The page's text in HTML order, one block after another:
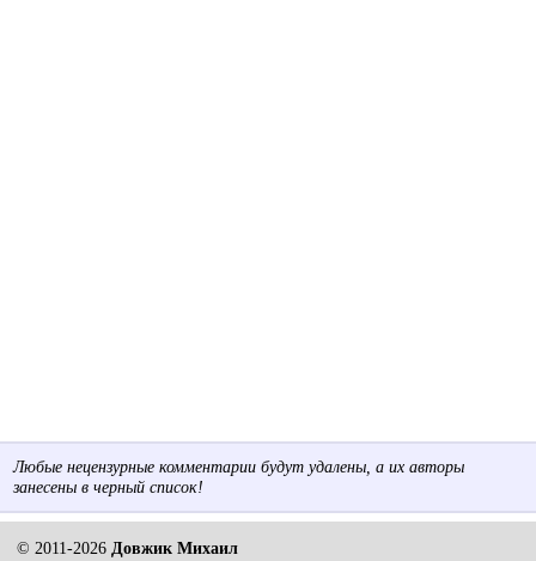
Любые нецензурные комментарии будут удалены, а их авторы
занесены в черный список!
© 2011-2026 Довжик Михаил